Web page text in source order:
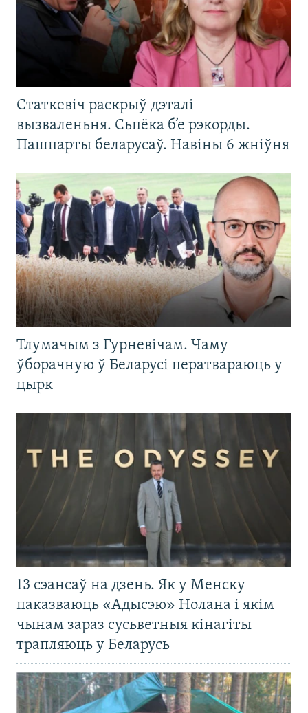
Статкевіч раскрыў дэталі
вызваленьня. Сьпёка б’е рэкорды.
Пашпарты беларусаў. Навіны 6 жніўня
Тлумачым з Гурневічам. Чаму
ўборачную ў Беларусі ператвараюць у
цырк
13 сэансаў на дзень. Як у Менску
паказваюць «Адысэю» Нолана і якім
чынам зараз сусьветныя кінагіты
трапляюць у Беларусь